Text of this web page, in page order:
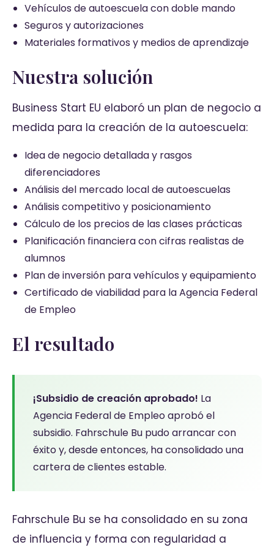
Vehículos de autoescuela con doble mando
Seguros y autorizaciones
Materiales formativos y medios de aprendizaje
Nuestra solución
Business Start EU elaboró un plan de negocio a
medida para la creación de la autoescuela:
Idea de negocio detallada y rasgos
diferenciadores
Análisis del mercado local de autoescuelas
Análisis competitivo y posicionamiento
Cálculo de los precios de las clases prácticas
Planificación financiera con cifras realistas de
alumnos
Plan de inversión para vehículos y equipamiento
Certificado de viabilidad para la Agencia Federal
de Empleo
El resultado
¡Subsidio de creación aprobado! La
Agencia Federal de Empleo aprobó el
subsidio. Fahrschule Bu pudo arrancar con
éxito y, desde entonces, ha consolidado una
cartera de clientes estable.
Fahrschule Bu se ha consolidado en su zona
de influencia y forma con regularidad a